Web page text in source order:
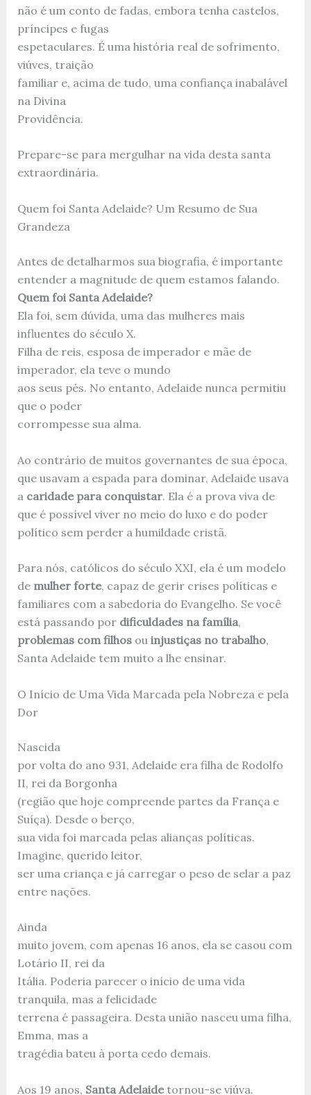
não é um conto de fadas, embora tenha castelos,
príncipes e fugas
espetaculares. É uma história real de sofrimento,
viúves, traição
familiar e, acima de tudo, uma confiança inabalável
na Divina
Providência.
Prepare-se para mergulhar na vida desta santa
extraordinária.
Quem foi Santa Adelaide? Um Resumo de Sua
Grandeza
Antes de detalharmos sua biografia, é importante
entender a magnitude de quem estamos falando.
Quem foi Santa Adelaide?
Ela foi, sem dúvida, uma das mulheres mais
influentes do século X.
Filha de reis, esposa de imperador e mãe de
imperador, ela teve o mundo
aos seus pés. No entanto, Adelaide nunca permitiu
que o poder
corrompesse sua alma.
Ao contrário de muitos governantes de sua época,
que usavam a espada para dominar, Adelaide usava
a caridade para conquistar. Ela é a prova viva de
que é possível viver no meio do luxo e do poder
político sem perder a humildade cristã.
Para nós, católicos do século XXI, ela é um modelo
de mulher forte, capaz de gerir crises políticas e
familiares com a sabedoria do Evangelho. Se você
está passando por dificuldades na família,
problemas com filhosou injustiças no trabalho,
Santa Adelaide tem muito a lhe ensinar.
O Início de Uma Vida Marcada pela Nobreza e pela
Dor
Nascida
por volta do ano 931, Adelaide era filha de Rodolfo
II, rei da Borgonha
(região que hoje compreende partes da França e
Suíça). Desde o berço,
sua vida foi marcada pelas alianças políticas.
Imagine, querido leitor,
ser uma criança e já carregar o peso de selar a paz
entre nações.
Ainda
muito jovem, com apenas 16 anos, ela se casou com
Lotário II, rei da
Itália. Poderia parecer o início de uma vida
tranquila, mas a felicidade
terrena é passageira. Desta união nasceu uma filha,
Emma, mas a
tragédia bateu à porta cedo demais.
Aos 19 anos, Santa Adelaidetornou-se viúva.